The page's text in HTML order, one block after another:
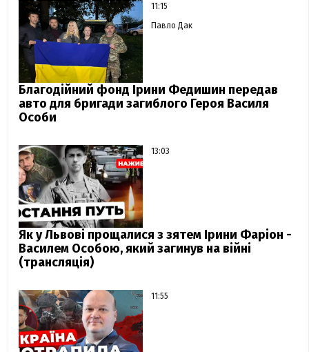
11:15
Павло Дак
Благодійний фонд Ірини Федишин передав
авто для бригади загиблого Героя Василя
Особи
13:03
Як у Львові прощалися з зятем Ірини Фаріон -
Василем Особою, який загинув на війні
(трансляція)
11:55